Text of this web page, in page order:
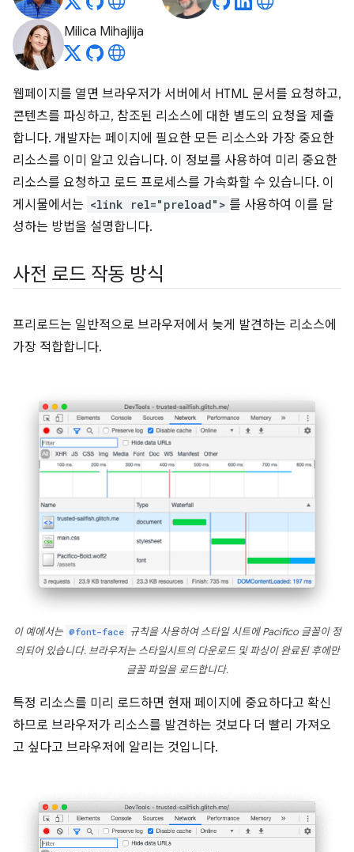
Milica Mihajlija
웹페이지를 열면 브라우저가 서버에서 HTML 문서를 요청하고,
콘텐츠를 파싱하고, 참조된 리소스에 대한 별도의 요청을 제출
합니다. 개발자는 페이지에 필요한 모든 리소스와 가장 중요한
리소스를 이미 알고 있습니다. 이 정보를 사용하여 미리 중요한
리소스를 요청하고 로드 프로세스를 가속화할 수 있습니다. 이
게시물에서는 <link rel="preload"> 를 사용하여 이를 달
성하는 방법을 설명합니다.
사전 로드 작동 방식
프리로드는 일반적으로 브라우저에서 늦게 발견하는 리소스에
가장 적합합니다.
이 예에서는 @font-face 규칙을 사용하여 스타일 시트에 Pacifico 글꼴이 정
의되어 있습니다. 브라우저는 스타일시트의 다운로드 및 파싱이 완료된 후에만
글꼴 파일을 로드합니다.
특정 리소스를 미리 로드하면 현재 페이지에 중요하다고 확신
하므로 브라우저가 리소스를 발견하는 것보다 더 빨리 가져오
고 싶다고 브라우저에 알리는 것입니다.